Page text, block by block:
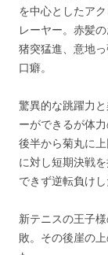
を中心としたア
レーヤー。赤髪
猪突猛進、意地
口癖。
驚異的な跳躍力
ーができるが体
後半から菊丸に
に対し短期決戦
できず逆転負けし
新テニスの王子
敗。その後崖の